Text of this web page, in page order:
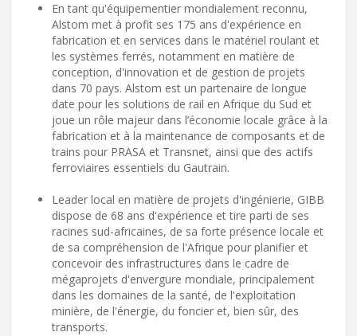
En tant qu'équipementier mondialement reconnu,
Alstom met à profit ses 175 ans d'expérience en
fabrication et en services dans le matériel roulant et
les systèmes ferrés, notamment en matière de
conception, d'innovation et de gestion de projets
dans 70 pays. Alstom est un partenaire de longue
date pour les solutions de rail en Afrique du Sud et
joue un rôle majeur dans l’économie locale grâce à la
fabrication et à la maintenance de composants et de
trains pour PRASA et Transnet, ainsi que des actifs
ferroviaires essentiels du Gautrain.
Leader local en matière de projets d'ingénierie, GIBB
dispose de 68 ans d'expérience et tire parti de ses
racines sud-africaines, de sa forte présence locale et
de sa compréhension de l'Afrique pour planifier et
concevoir des infrastructures dans le cadre de
mégaprojets d'envergure mondiale, principalement
dans les domaines de la santé, de l'exploitation
minière, de l'énergie, du foncier et, bien sûr, des
transports.